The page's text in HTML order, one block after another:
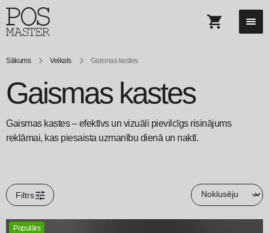
Sākums Veikals Gaismas kastes
Gaismas kastes
Gaismas kastes – efektīvs un vizuāli pievilcīgs risinājums
reklāmai, kas piesaista uzmanību dienā un naktī.
Filtrs
Populārs